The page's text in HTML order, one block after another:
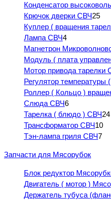
Конденсатор
Крючок дверки СВЧ25
Куплер ( вращения
Лампа СВЧ4
Магнетрон
Модуль ( плата
Мотор привода тарелки
Регулятор температуры
Роллер ( Кольцо )
Слюда СВЧ6
Тарелка ( блюдо ) СВЧ24
Трансформатор СВЧ10
Тэн-лампа гриля СВЧ7
Запчасти для Мясорубок
Блок редуктор
Двигатель ( мотор )
Держатель тубуса